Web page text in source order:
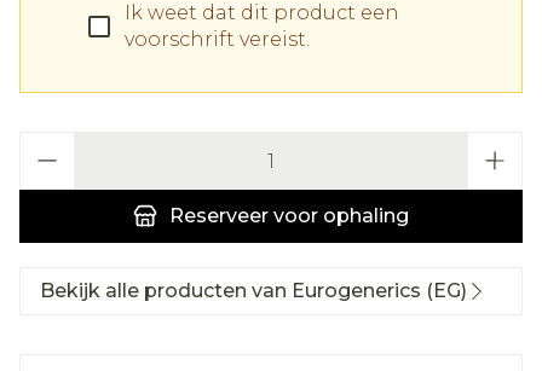
Ik weet dat dit product een
voorschrift vereist.
Reserveer voor ophaling
Bekijk alle producten van Eurogenerics (EG)